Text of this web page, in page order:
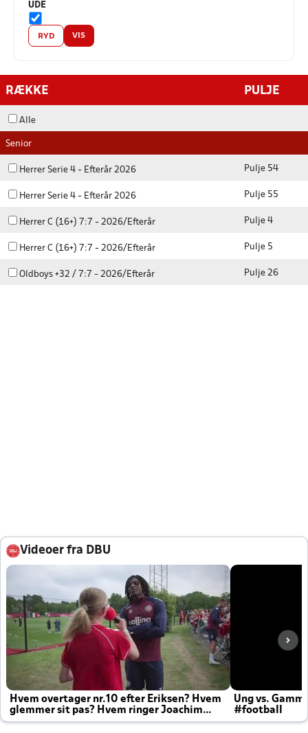
UDE
RYD VIS
RÆKKE PULJE
Alle
Senior
Herrer Serie 4 - Efterår 2026 Pulje 54
Herrer Serie 4 - Efterår 2026 Pulje 55
Herrer C (16+) 7:7 - 2026/Efterår Pulje 4
Herrer C (16+) 7:7 - 2026/Efterår Pulje 5
Oldboys +32 / 7:7 - 2026/Efterår Pulje 26
Videoer fra DBU
Hvem overtager nr.10 efter Eriksen? Hvem
glemmer sit pas? Hvem ringer Joachim
altid til efter kampe?
Ung vs.
#football